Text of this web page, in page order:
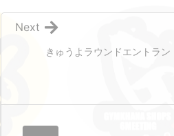
きゅうよラウンドエントラン
Next